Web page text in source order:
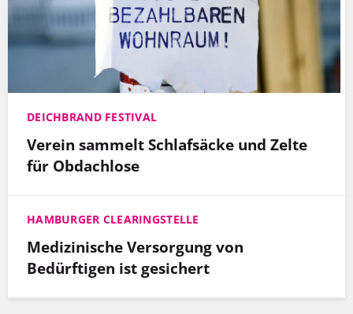
DEICHBRAND FESTIVAL
Verein sammelt Schlafsäcke und Zelte
für Obdachlose
HAMBURGER CLEARINGSTELLE
Medizinische Versorgung von
Bedürftigen ist gesichert